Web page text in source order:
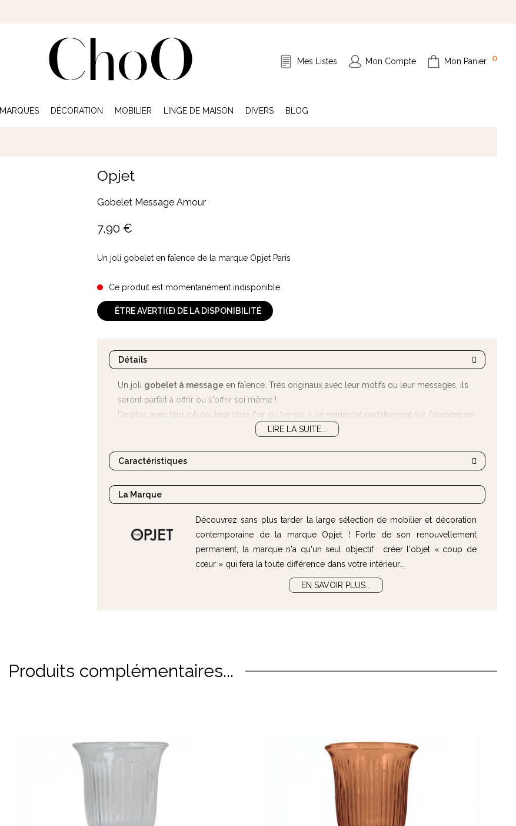
Mes Listes Mon Compte Mon Panier 0
MARQUES DÉCORATION MOBILIER LINGE DE MAISON DIVERS BLOG
Opjet
Gobelet Message Amour
7,90 €
Un joli gobelet en faïence de la marque Opjet Paris
Ce produit est momentanément indisponible.
ÊTRE AVERTI(E) DE LA DISPONIBILITÉ
Détails
Un joli gobelet à message en faïence. Très originaux avec leur motifs ou leur messages, ils
seront parfait à offrir ou s'offrir soi même !
De plus avec leur joli couleur dans l'air du temps, il se marieront parfaitement sur l'étagère de
LIRE LA SUITE...
Caractéristiques
La Marque
Découvrez sans plus tarder la large sélection de mobilier et décoration
contemporaine de la marque Opjet ! Forte de son renouvellement
permanent, la marque n'a qu'un seul objectif : créer l'objet « coup de
cœur » qui fera la toute différence dans votre intérieur...
EN SAVOIR PLUS...
Produits complémentaires...